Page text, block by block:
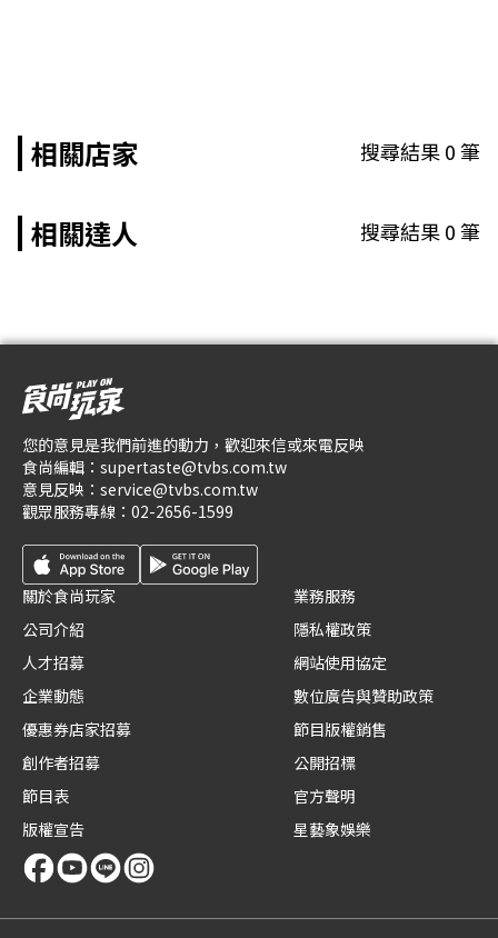
相關店家 搜尋結果0筆
相關達人 搜尋結果0筆
您的意見是我們前進的動力，歡迎來信或來電反映
食尚編輯： supertaste@tvbs.com.tw
意見反映： service@tvbs.com.tw
觀眾服務專線： 02-2656-1599
關於食尚玩家
公司介紹
人才招募
企業動態
優惠券店家招募
創作者招募
節目表
版權宣告
業務服務
隱私權政策
網站使用協定
數位廣告與贊助政策
節目版權銷售
公開招標
官方聲明
星藝象娛樂